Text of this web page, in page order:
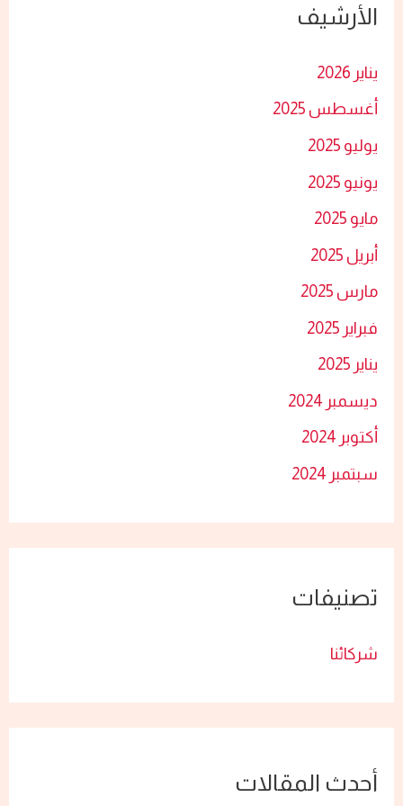
ث
ن
:
الأرشيف
يناير 2026
أغسطس 2025
يوليو 2025
يونيو 2025
مايو 2025
أبريل 2025
مارس 2025
فبراير 2025
يناير 2025
ديسمبر 2024
أكتوبر 2024
سبتمبر 2024
تصنيفات
شركائنا
أحدث المقالات